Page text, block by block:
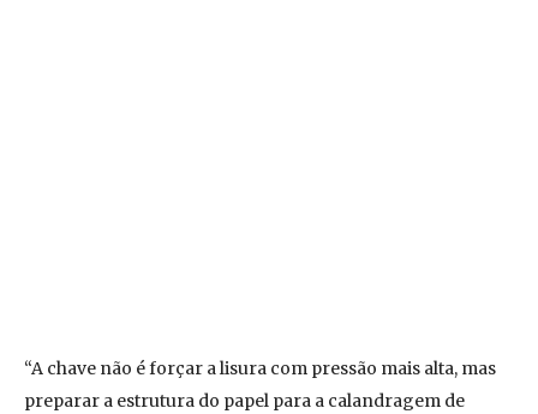
“A chave não é forçar a lisura com pressão mais alta, mas
preparar a estrutura do papel para a calandragem de